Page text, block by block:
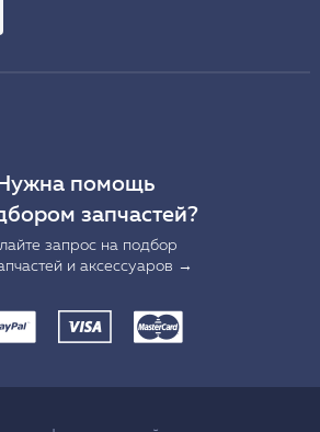
Нужна помощь
запчастей?
запрос на подбор
и аксессуаров →